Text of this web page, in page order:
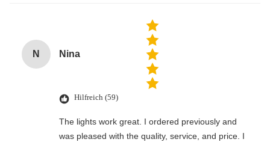
N Nina
Hilfreich (59)
The lights work great. I ordered previously and
was pleased with the quality, service, and price. I